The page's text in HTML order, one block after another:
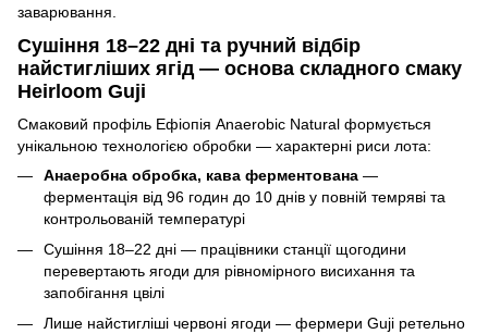
заварювання.
Сушіння 18–22 дні та ручний відбір
найстигліших ягід — основа складного смаку
Heirloom Guji
Смаковий профіль Ефіопія Anaerobic Natural формується
унікальною технологією обробки — характерні риси лота:
Анаеробна обробка, кава ферментована —
ферментація від 96 годин до 10 днів у повній темряві та
контрольованій температурі
Сушіння 18–22 дні — працівники станції щогодини
перевертають ягоди для рівномірного висихання та
запобігання цвілі
Лише найстигліші червоні ягоди — фермери Guji ретельно